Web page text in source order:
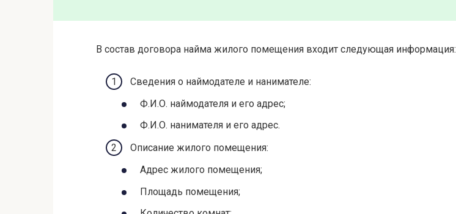
В состав договора найма жилого помещения входит следующая информация:
Сведения о наймодателе и нанимателе:
Ф.И.О. наймодателя и его адрес;
Ф.И.О. нанимателя и его адрес.
Описание жилого помещения:
Адрес жилого помещения;
Площадь помещения;